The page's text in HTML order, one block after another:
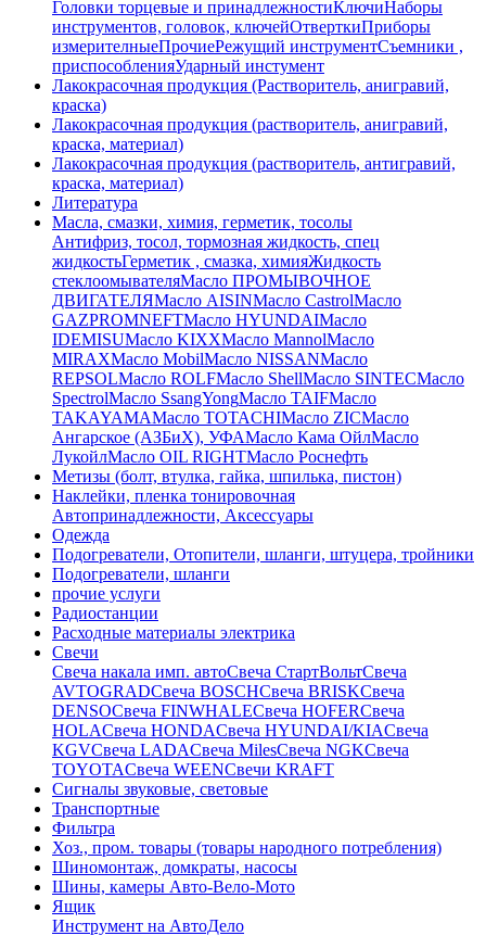
Головки торцевые и принадлежностиКлючиНаборы
инструментов, головок, ключейОтверткиПриборы
измерителныеПрочиеРежущий инструментСъемники ,
приспособленияУдарный инстумент
Лакокрасочная продукция (Растворитель, анигравий,
краска)
Лакокрасочная продукция (растворитель, анигравий,
краска, материал)
Лакокрасочная продукция (растворитель, антигравий,
краска, материал)
Литература
Масла, смазки, химия, герметик, тосолы
Антифриз, тосол, тормозная жидкость, спец
жидкостьГерметик , смазка, химияЖидкость
стеклоомывателяМасло ПРОМЫВОЧНОЕ
ДВИГАТЕЛЯМасло AISINМасло CastrolМасло
GAZPROMNEFTМасло HYUNDAIМасло
IDEMISUМасло KIXXМасло MannolМасло
MIRAXМасло MobilМасло NISSANМасло
REPSOLМасло ROLFМасло ShellМасло SINTECМасло
SpectrolМасло SsangYongМасло TAIFМасло
TAKAYAMAМасло TOTACHIМасло ZICМасло
Ангарское (АЗБиХ), УФАМасло Кама ОйлМасло
ЛукойлМасло ОIL RIGHTМасло Роснефть
Метизы (болт, втулка, гайка, шпилька, пистон)
Наклейки, пленка тонировочная
Автопринадлежности, Аксессуары
Одежда
Подогреватели, Отопители, шланги, штуцера, тройники
Подогреватели, шланги
прочие услуги
Радиостанции
Расходные материалы электрика
Свечи
Свечa накала имп. автоСвечa СтартВольтСвеча
AVTOGRADСвеча BOSCHСвеча BRISKСвеча
DENSOСвеча FINWHALEСвеча HOFERСвеча
HOLAСвеча HONDAСвеча HYUNDAI/KIAСвеча
KGVСвеча LADAСвеча MilesСвеча NGKСвеча
TOYOTAСвеча WEENСвечи KRAFT
Сигналы звуковые, световые
Транспортные
Фильтра
Хоз., пром. товары (товары народного потребления)
Шиномонтаж, домкраты, насосы
Шины, камеры Авто-Вело-Мото
Ящик
Инструмент на АвтоДело